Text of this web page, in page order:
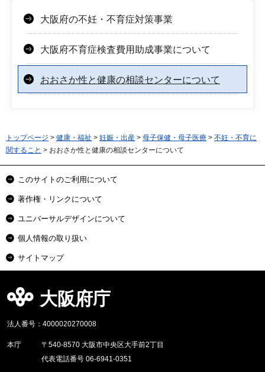
大阪府の不妊・不育症対策事業
大阪府不育症検査費用助成事業について
おおさか性と健康の相談センターについて
トップページ > 健康・福祉 > 妊娠・出産 > 母子保健・母子医療 > 不妊・不育に
関すること > おおさか性と健康の相談センターについて
このサイトのご利用について
著作権・リンクについて
ユニバーサルデザインについて
個人情報の取り扱い
サイトマップ
大阪府庁
法人番号：4000020270008
本庁
〒540-8570 大阪市中央区大手前2丁目
代表電話番号 06-6941-0351